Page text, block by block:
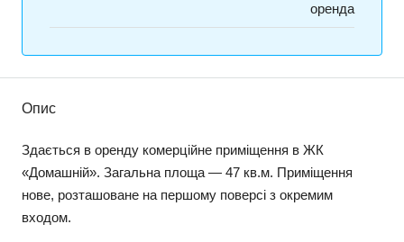
оренда
Опис
Здається в оренду комерційне приміщення в ЖК
«Домашній». Загальна площа — 47 кв.м. Приміщення
нове, розташоване на першому поверсі з окремим
входом.